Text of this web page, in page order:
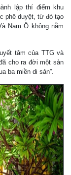
lập thí điểm khu
phê duyệt, từ đó tạo
Nam Ô không nằm
tâm của TTG và
cho ra đời một sản
ba miền di sản”.